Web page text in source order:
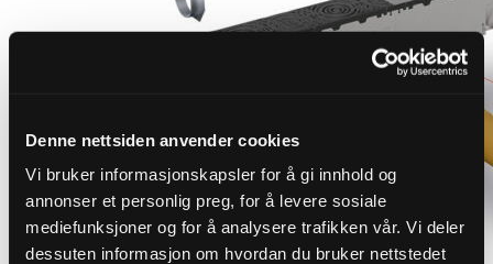
Denne nettsiden anvender cookies
Vi bruker informasjonskapsler for å gi innhold og
annonser et personlig preg, for å levere sosiale
mediefunksjoner og for å analysere trafikken vår. Vi deler
dessuten informasjon om hvordan du bruker nettstedet